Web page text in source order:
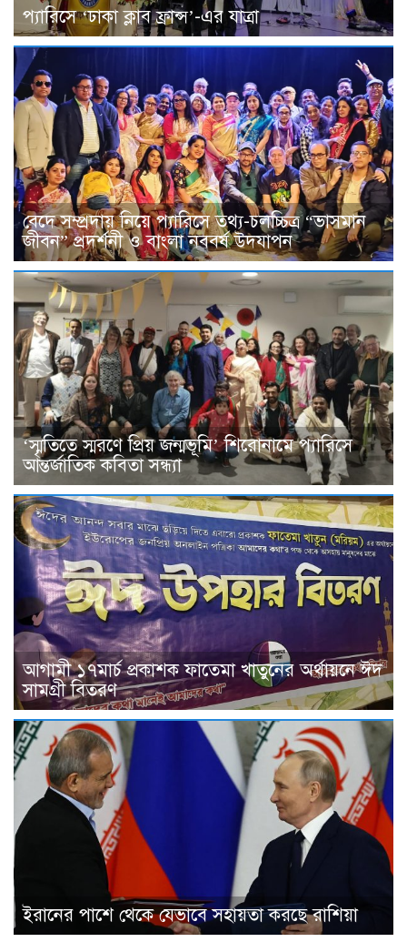
প্যারিসে ‘ঢাকা ক্লাব ফ্রান্স’-এর যাত্রা
বেদে সম্প্রদায় নিয়ে প্যারিসে তথ্য-চলচ্চিত্র “ভাসমান
জীবন” প্রদর্শনী ও বাংলা নববর্ষ উদযাপন
‘স্মৃতিতে স্মরণে প্রিয় জন্মভূমি’ শিরোনামে প্যারিসে
আন্তর্জাতিক কবিতা সন্ধ্যা
আগামী ১৭মার্চ প্রকাশক ফাতেমা খাতুনের অর্থায়নে ঈদ
সামগ্রী বিতরণ
ইরানের পাশে থেকে যেভাবে সহায়তা করছে রাশিয়া